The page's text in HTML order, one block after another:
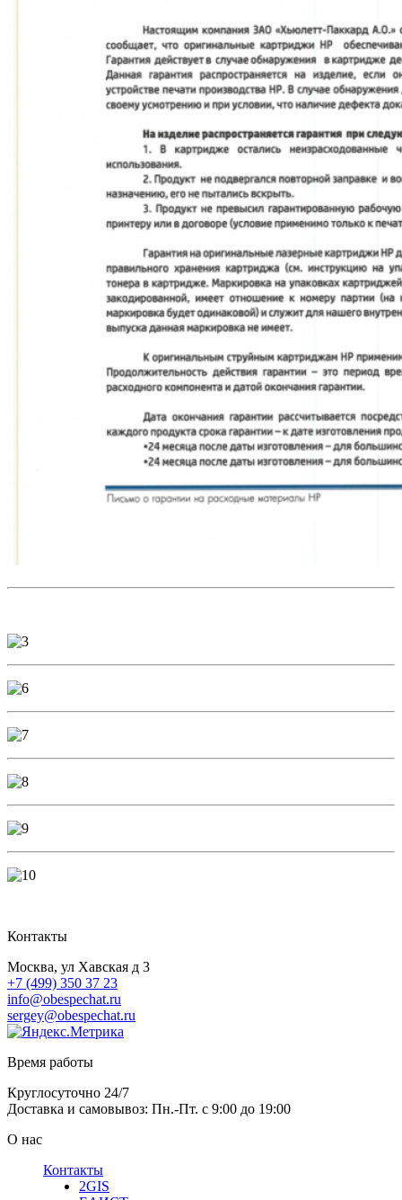
Контакты
Москва, ул Хавская д 3
+7 (499) 350 37 23
info@obespechat.ru
sergey@obespechat.ru
Время работы
Круглосуточно 24/7
Доставка и самовывоз: Пн.-Пт. с 9:00 до 19:00
О нас
Контакты
2GIS